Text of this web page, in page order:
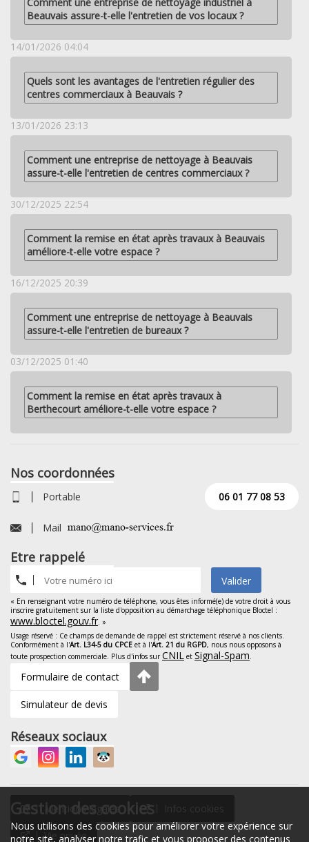
Gestion des cookies
Nous utilisons des cookies pour améliorer votre expérience sur
notre site, analyser notre trafic et vous proposer des contenus
Beauvais assure-t-elle l'entretien de vos locaux ?
14/01/2026 04:04
Quels sont les avantages de l'entretien régulier des
centres commerciaux à Beauvais ?
13/01/2026 23:13
Comment une entreprise de nettoyage à Beauvais
assure-t-elle l'entretien de centres commerciaux ?
30/12/2025 22:54
Comment la remise en état après travaux à Beauvais
améliore-t-elle votre espace ?
16/12/2025 20:39
Comment une entreprise de nettoyage à Beauvais
assure-t-elle l'entretien de bureaux ?
03/12/2025 01:40
Comment la remise en état après travaux à
Berthecourt améliore-t-elle votre espace ?
Nos coordonnées
Portable 06 01 77 08 53
Mail
Etre rappelé
Valider
« En renseignant votre numéro de téléphone, vous êtes informé(e) de votre droit à vous
inscrire gratuitement sur la liste d'opposition au démarchage téléphonique Bloctel :
www.bloctel.gouv.fr. »
Usage réservé : Ce champs de demande de rappel est strictement réservé à nos clients.
Conformément à l'Art. L34-5 du CPCE et à l'Art. 21 du RGPD, nous nous opposons à
toute prospection commerciale. Plus d'infos surCNIL et Signal-Spam.
Formulaire de contact
Simulateur de devis
Réseaux sociaux
Mentions légales Infos cookies
Vie privée